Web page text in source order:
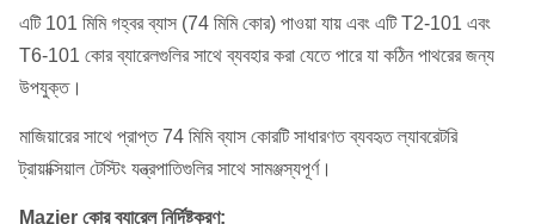
এটি 101 মিমি গহ্বর ব্যাস (74 মিমি কোর) পাওয়া যায় এবং এটি T2-101 এবং
T6-101 কোর ব্যারেলগুলির সাথে ব্যবহার করা যেতে পারে যা কঠিন পাথরের জন্য
উপযুক্ত।
মাজিয়ারের সাথে প্রাপ্ত 74 মিমি ব্যাস কোরটি সাধারণত ব্যবহৃত ল্যাবরেটরি
ট্রায়াক্সিয়াল টেস্টিং যন্ত্রপাতিগুলির সাথে সামঞ্জস্যপূর্ণ।
Mazier কোর ব্যারেল নির্দিষ্টকরণ: